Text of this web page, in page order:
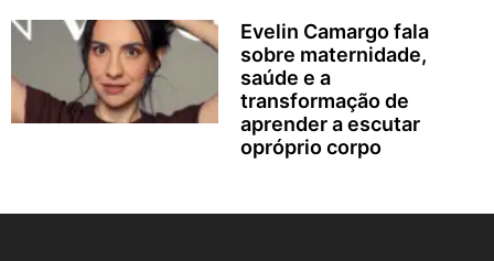
Evelin Camargo fala
sobre maternidade,
saúde e a
transformação de
aprender a escutar
opróprio corpo